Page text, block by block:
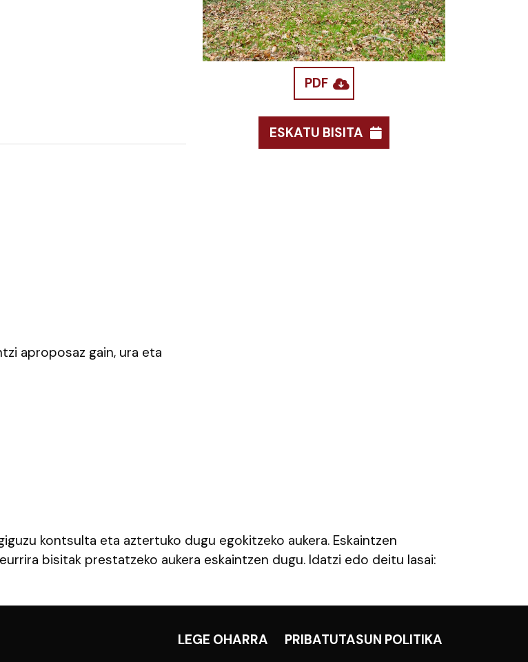
aproposaz gain, ura eta
PDF
ESKATU BISITA
kontsulta eta aztertuko dugu egokitzeko aukera. Eskaintzen
bisitak prestatzeko aukera eskaintzen dugu. Idatzi edo deitu lasai:
LEGE OHARRA PRIBATUTASUN POLITIKA